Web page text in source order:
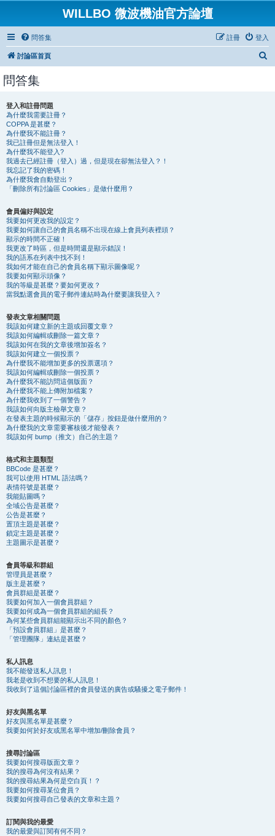
WILLBO 微波機油官方論壇
問答集 登入
註冊
討論區首頁
問答集
登入和註冊問題
為什麼我需要註冊？
COPPA 是甚麼？
為什麼我不能註冊？
我已註冊但是無法登入！
為什麼我不能登入?
我過去已經註冊（登入）過，但是現在卻無法登入？！
我忘記了我的密碼！
為什麼我會自動登出？
「刪除所有討論區 Cookies」是做什麼用？
會員偏好與設定
我要如何更改我的設定？
我要如何讓自己的會員名稱不出現在線上會員列表裡頭？
顯示的時間不正確！
我更改了時區，但是時間還是顯示錯誤！
我的語系在列表中找不到！
我如何才能在自己的會員名稱下顯示圖像呢？
我要如何顯示頭像？
我的等級是甚麼？要如何更改？
當我點選會員的電子郵件連結時為什麼要讓我登入？
發表文章相關問題
我該如何建立新的主題或回覆文章？
我該如何編輯或刪除一篇文章？
我該如何在我的文章後增加簽名？
我該如何建立一個投票？
為什麼我不能增加更多的投票選項？
我該如何編輯或刪除一個投票？
為什麼我不能訪問這個版面？
為什麼我不能上傳附加檔案？
為什麼我收到了一個警告？
我該如何向版主檢舉文章？
在發表主題的時候顯示的「儲存」按鈕是做什麼用的？
為什麼我的文章需要審核後才能發表？
我該如何 bump（推文）自己的主題？
格式和主題類型
BBCode 是甚麼？
我可以使用 HTML 語法嗎？
表情符號是甚麼？
我能貼圖嗎？
全域公告是甚麼？
公告是甚麼？
置頂主題是甚麼？
鎖定主題是甚麼？
主題圖示是甚麼？
會員等級和群組
管理員是甚麼？
版主是甚麼？
會員群組是甚麼？
我要如何加入一個會員群組？
我要如何成為一個會員群組的組長？
為何某些會員群組能顯示出不同的顏色？
「預設會員群組」是甚麼？
「管理團隊」連結是甚麼？
私人訊息
我不能發送私人訊息！
我老是收到不想要的私人訊息！
我收到了這個討論區裡的會員發送的廣告或騷擾之電子郵件！
好友與黑名單
好友與黑名單是甚麼？
我要如何於好友或黑名單中增加/刪除會員？
搜尋討論區
我要如何搜尋版面文章？
我的搜尋為何沒有結果？
我的搜尋結果為何是空白頁！？
我要如何搜尋某位會員？
我要如何搜尋自己發表的文章和主題？
訂閱與我的最愛
我的最愛與訂閱有何不同？